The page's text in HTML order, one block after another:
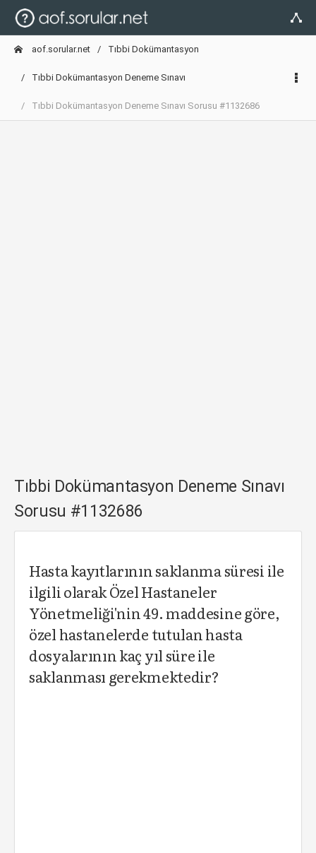
aof.sorular.net Tıbbi Dokümantasyon
Tıbbi Dokümantasyon Deneme Sınavı
Tıbbi Dokümantasyon Deneme Sınavı Sorusu #1132686
Tıbbi Dokümantasyon Deneme Sınavı
Sorusu #1132686
Hasta kayıtlarının saklanma süresi ile
ilgili olarak Özel Hastaneler
Yönetmeliği'nin 49. maddesine göre,
özel hastanelerde tutulan hasta
dosyalarının kaç yıl süre ile
saklanması gerekmektedir?